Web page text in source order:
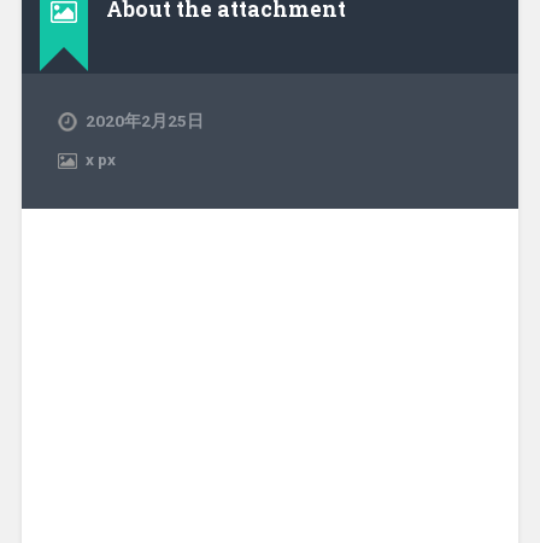
About the attachment
2020年2月25日
xpx